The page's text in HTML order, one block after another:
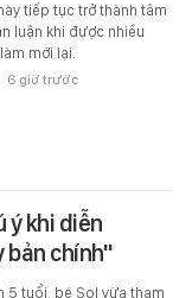
tiếp tục trở thành tâm
luận khi được nhiều
mới lại.
6 giờ trước
ý khi diễn
bản chính"
5 tuổi, bé Sol vừa tham